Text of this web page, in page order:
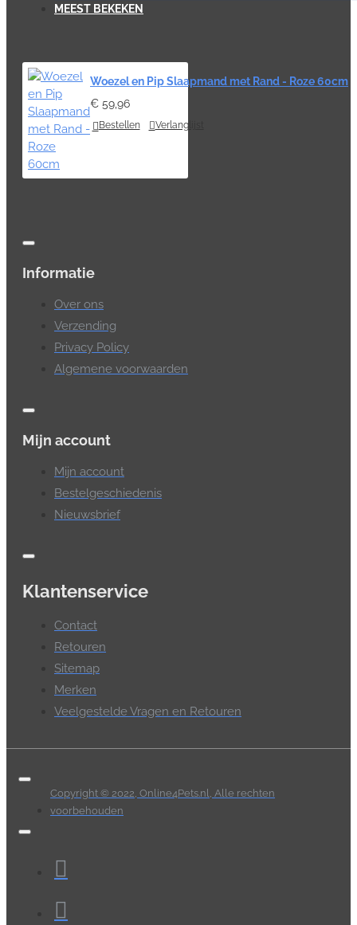
MEEST BEKEKEN
Woezel en Pip Slaapmand met Rand - Roze 60cm
€ 59,96
Bestellen Verlanglijst
Informatie
Over ons
Verzending
Privacy Policy
Algemene voorwaarden
Mijn account
Mijn account
Bestelgeschiedenis
Nieuwsbrief
Klantenservice
Contact
Retouren
Sitemap
Merken
Veelgestelde Vragen en Retouren
Copyright © 2022, Online4Pets.nl, Alle rechten
voorbehouden